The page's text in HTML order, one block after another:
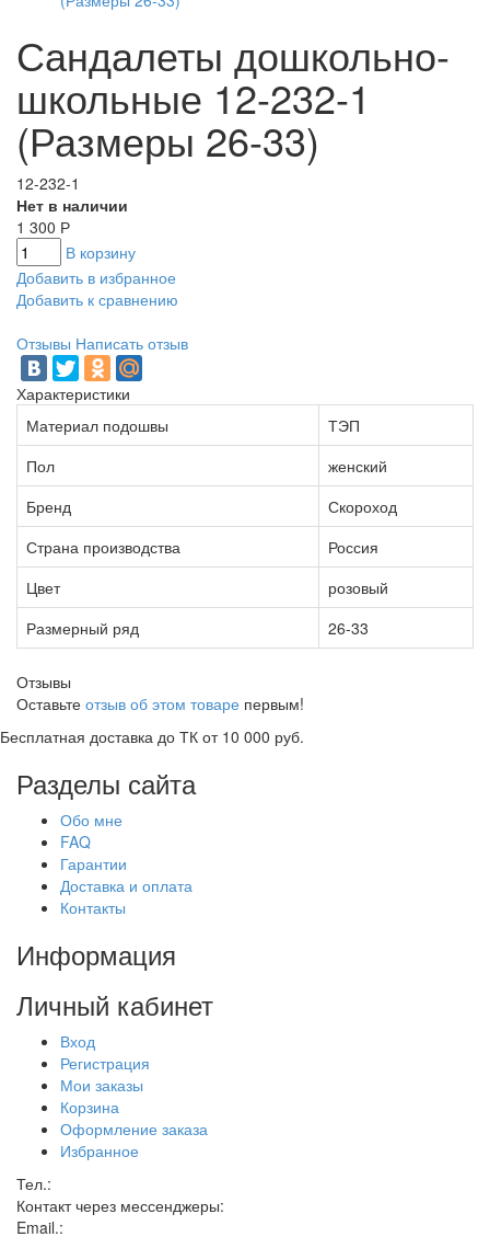
Сандалеты дошкольно-
школьные 12-232-1
(Размеры 26-33)
12-232-1
Нет в наличии
1 300 Р
В корзину
Добавить в избранное
Добавить к сравнению
Отзывы Написать отзыв
Характеристики
Материал подошвы
ТЭП
Пол
женский
Бренд
Скороход
Страна производства
Россия
Цвет
розовый
Размерный ряд
26-33
Отзывы
Оставьте отзыв об этом товаре первым!
Бесплатная доставка до ТК от 10 000 руб.
Разделы сайта
Обо мне
FAQ
Гарантии
Доставка и оплата
Контакты
Информация
Личный кабинет
Вход
Регистрация
Мои заказы
Корзина
Оформление заказа
Избранное
Тел.:
Контакт через мессенджеры:
Email.: